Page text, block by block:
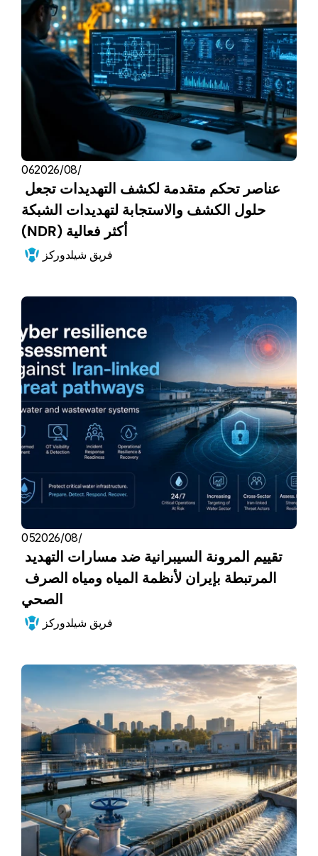
06‏/08‏/2026
حلول الكشف والاستجابة لتهديدات الشبكة
(NDR) أكثر فعالية
فريق شيلدوركز
05‏/08‏/2026
الصحي
فريق شيلدوركز